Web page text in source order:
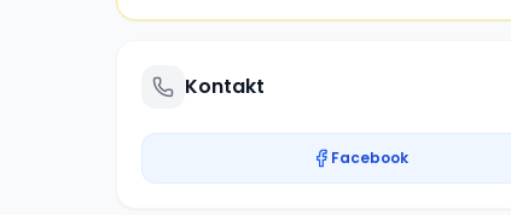
Kontakt
Facebook